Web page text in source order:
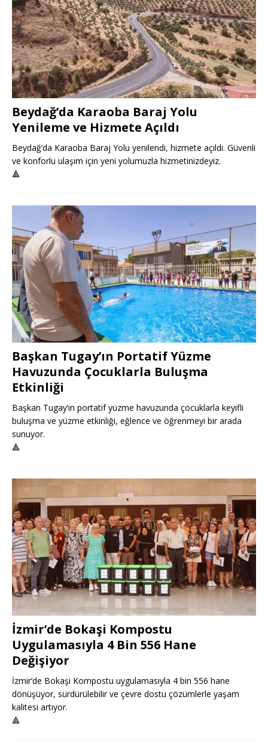
Beydağ’da Karaoba Baraj Yolu
Yenileme ve Hizmete Açıldı
Beydağ’da Karaoba Baraj Yolu yenilendi, hizmete açıldı. Güvenli
ve konforlu ulaşım için yeni yolumuzla hizmetinizdeyiz.
🔺
Başkan Tugay’ın Portatif Yüzme
Havuzunda Çocuklarla Buluşma
Etkinliği
Başkan Tugay’ın portatif yüzme havuzunda çocuklarla keyifli
buluşma ve yüzme etkinliği, eğlence ve öğrenmeyi bir arada
sunuyor.
🔺
İzmir’de Bokaşi Kompostu
Uygulamasıyla 4 Bin 556 Hane
Değişiyor
İzmir’de Bokaşi Kompostu uygulamasıyla 4 bin 556 hane
dönüşüyor, sürdürülebilir ve çevre dostu çözümlerle yaşam
kalitesi artıyor.
🔺